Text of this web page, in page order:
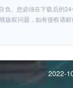
负。您必须在下载后的24
版权问题，如有侵权请邮
2022-